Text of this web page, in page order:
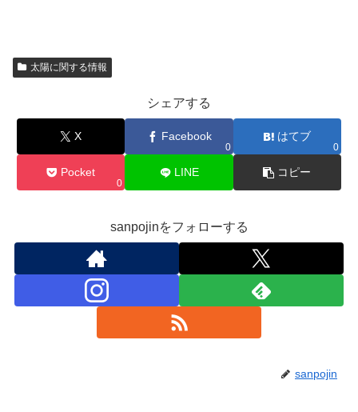
太陽に関する情報
シェアする
X Facebook
0
はてブ
0
Pocket
0
LINE コピー
sanpojinをフォローする
sanpojin